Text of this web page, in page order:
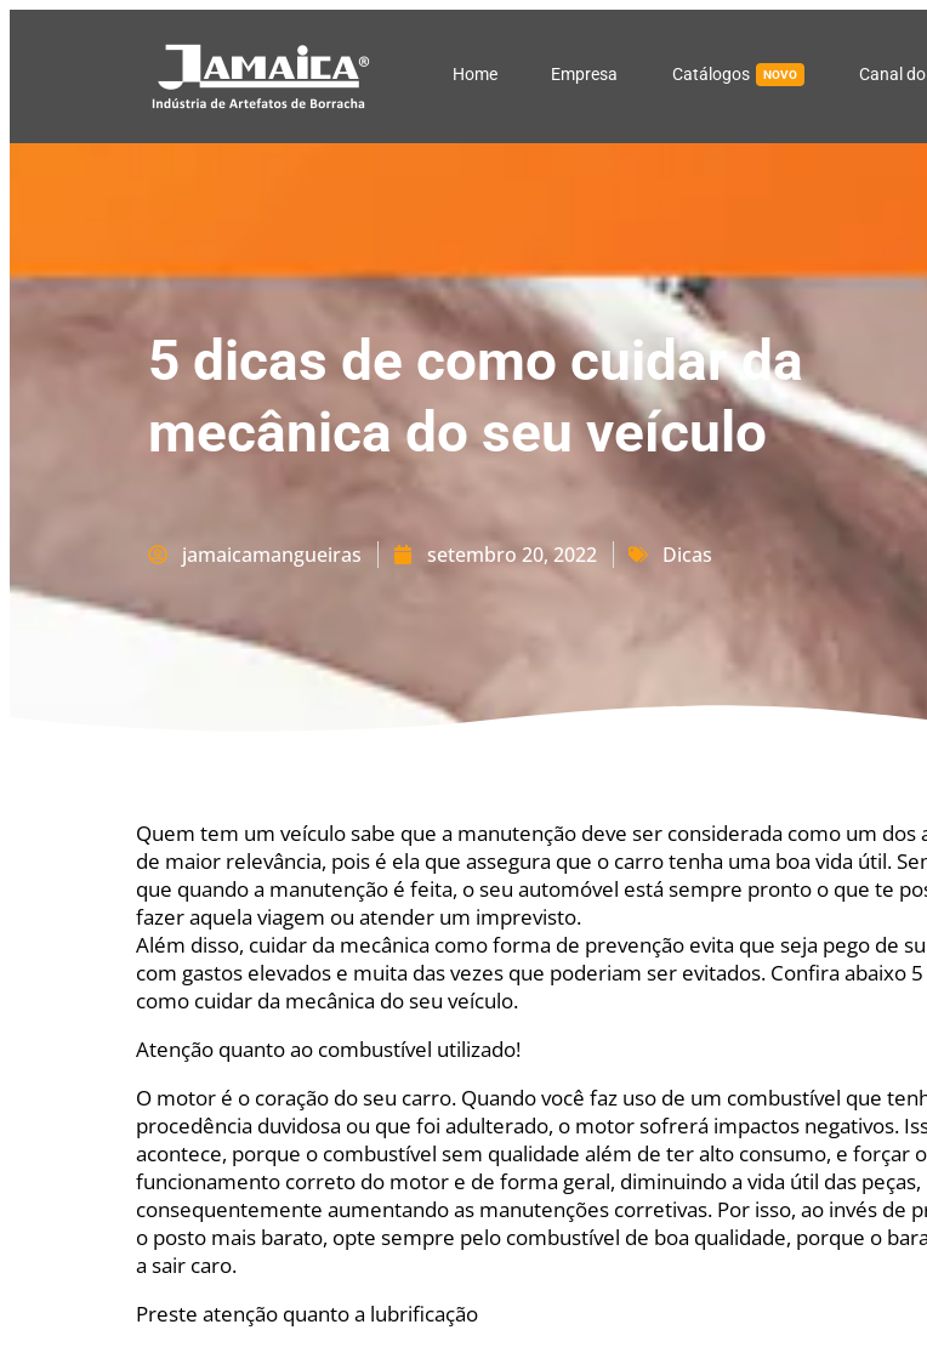
Home Empresa Catálogos NOVO Canal
5 dicas de como cuidar da
mecânica do seu veículo
jamaicamangueiras setembro 20, 2022 Dicas
Quem tem um veículo sabe que a manutenção deve ser considerada como um dos
de maior relevância, pois é ela que assegura que o carro tenha uma boa vida útil.
que quando a manutenção é feita, o seu automóvel está sempre pronto o que te
fazer aquela viagem ou atender um imprevisto.
Além disso, cuidar da mecânica como forma de prevenção evita que seja pego de
com gastos elevados e muita das vezes que poderiam ser evitados. Confira abaixo 5
como cuidar da mecânica do seu veículo.
Atenção quanto ao combustível utilizado!
O motor é o coração do seu carro. Quando você faz uso de um combustível que
procedência duvidosa ou que foi adulterado, o motor sofrerá impactos negativos.
acontece, porque o combustível sem qualidade além de ter alto consumo, e forçar o
funcionamento correto do motor e de forma geral, diminuindo a vida útil das peças,
consequentemente aumentando as manutenções corretivas. Por isso, ao invés de
o posto mais barato, opte sempre pelo combustível de boa qualidade, porque o
a sair caro.
Preste atenção quanto a lubrificação